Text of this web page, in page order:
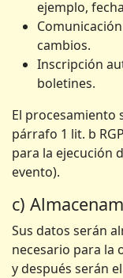
ejemplo,
cambios.
Inscripción
boletines.
El procesamiento
párrafo 1 lit. b
para la ejecución
evento).
c)
Sus datos serán
necesario para la
y después serán